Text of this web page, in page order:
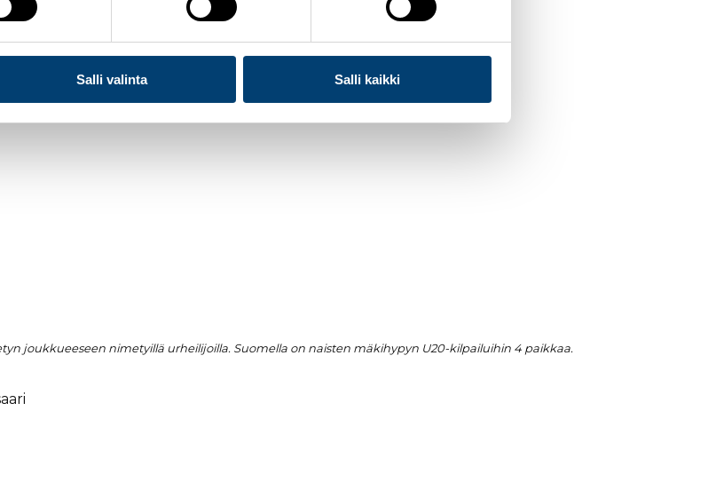
Salli valinta Salli kaikki
Kurttila
joukkueeseen nimetyillä urheilijoilla. Suomella on naisten mäkihypyn U20-kilpailuihin 4 paikkaa.